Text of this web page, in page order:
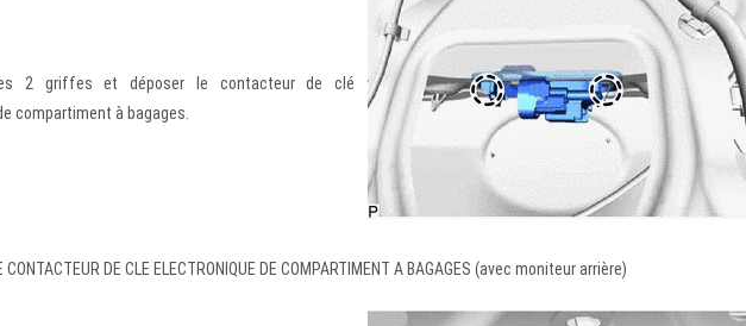
2 griffes et déposer le contacteur de clé
compartiment à bagages.
CONTACTEUR DE CLE ELECTRONIQUE DE COMPARTIMENT A BAGAGES (avec moniteur arrière)